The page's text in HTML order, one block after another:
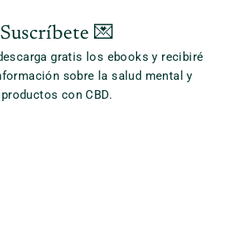
Suscríbete 💌
gratis los ebooks y recibiré
sobre la salud mental y
productos con CBD.